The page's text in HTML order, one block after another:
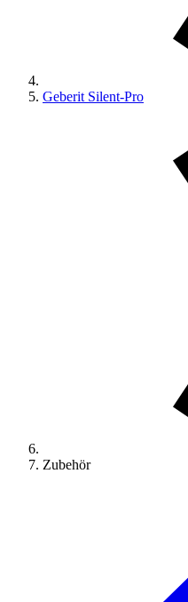
Geberit Silent-Pro
Zubehör